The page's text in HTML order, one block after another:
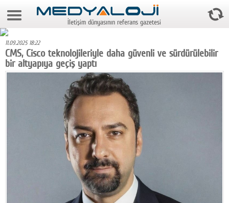
10 Ağustos 2026 9:57:42
Foto Galeri
Video Galeri
Reyting-tiraj
İletişim dünyasının referans gazetesi
11.09.2025 18:22
CMS, Cisco teknolojileriyle daha güvenli ve sürdürülebilir
bir altyapıya geçiş yaptı